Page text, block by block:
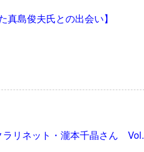
真島俊夫氏との出会い】
リネット・瀧本千晶さん Vol.